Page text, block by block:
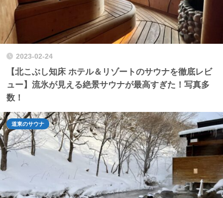
2023-02-24
【北こぶし知床 ホテル＆リゾートのサウナを徹底レビ
ュー】流氷が見える絶景サウナが最高すぎた！写真多
数！
道東のサウナ